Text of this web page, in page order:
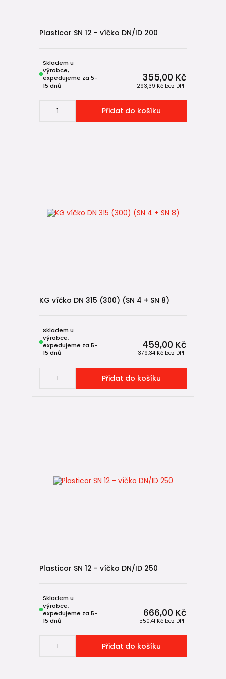
Plasticor SN 12 - víčko DN/ID 200
355,00 Kč
293,39 Kč bez DPH
Skladem u
výrobce,
expedujeme za 5-
15 dnů
Přidat do košíku
KG víčko DN 315 (300) (SN 4 + SN 8)
459,00 Kč
379,34 Kč bez DPH
Skladem u
výrobce,
expedujeme za 5-
15 dnů
Přidat do košíku
Plasticor SN 12 - víčko DN/ID 250
666,00 Kč
550,41 Kč bez DPH
Skladem u
výrobce,
expedujeme za 5-
15 dnů
Přidat do košíku